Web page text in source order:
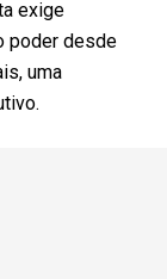
exige
poder desde
uma